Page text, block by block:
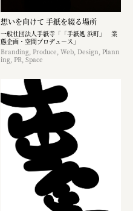
想いを向けて 手紙を綴る場所
一般社団法人手紙寺「「手紙処 浜町」 業
態企画・空間プロデュース」
Branding, Produce, Web, Design, Plann
ing, PR, Space